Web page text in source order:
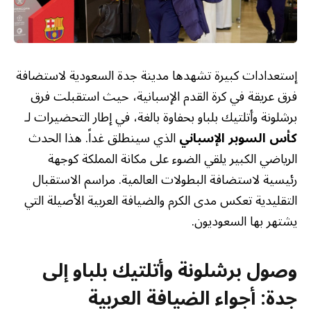
إستعدادات كبيرة تشهدها مدينة جدة السعودية لاستضافة
فرق عريقة في كرة القدم الإسبانية، حيث استقبلت فرق
برشلونة وأتلتيك بلباو بحفاوة بالغة، في إطار التحضيرات لـ
كأس السوبر الإسبانيالذي سينطلق غداً. هذا الحدث
الرياضي الكبير يلقي الضوء على مكانة المملكة كوجهة
رئيسية لاستضافة البطولات العالمية. مراسم الاستقبال
التقليدية تعكس مدى الكرم والضيافة العربية الأصيلة التي
يشتهر بها السعوديون.
وصول برشلونة وأتلتيك بلباو إلى
جدة: أجواء الضيافة العربية